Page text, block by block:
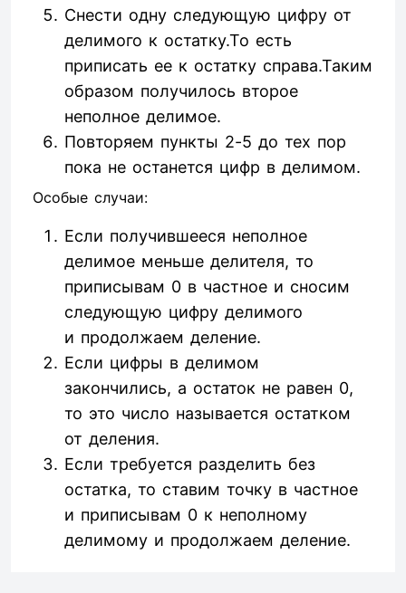
Снести одну следующую цифру от
делимого к остатку.То есть
приписать ее к остатку справа.Таким
образом получилось второе
неполное делимое.
Повторяем пункты 2-5 до тех пор
пока не останется цифр в делимом.
Особые случаи:
Если получившееся неполное
делимое меньше делителя, то
приписывам 0 в частное и сносим
следующую цифру делимого
и продолжаем деление.
Если цифры в делимом
закончились, а остаток не равен 0,
то это число называется остатком
от деления.
Если требуется разделить без
остатка, то ставим точку в частное
и приписывам 0 к неполному
делимому и продолжаем деление.